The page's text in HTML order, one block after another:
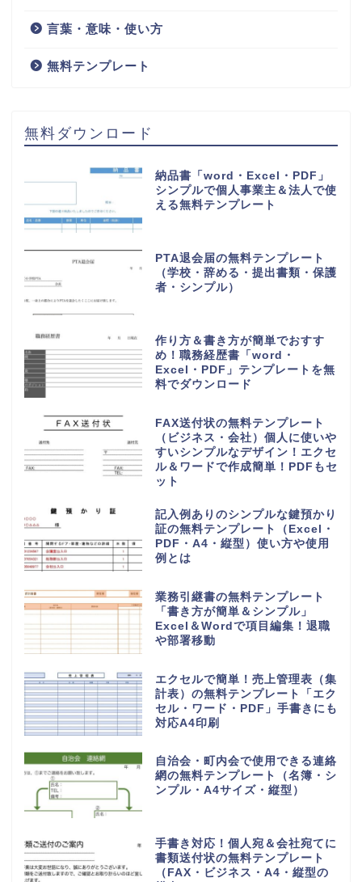
言葉・意味・使い方
無料テンプレート
無料ダウンロード
納品書「word・Excel・PDF」
シンプルで個人事業主＆法人で使
える無料テンプレート
PTA退会届の無料テンプレート
（学校・辞める・提出書類・保護
者・シンプル）
作り方＆書き方が簡単でおすす
め！職務経歴書「word・
Excel・PDF」テンプレートを無
料でダウンロード
FAX送付状の無料テンプレート
（ビジネス・会社）個人に使いや
すいシンプルなデザイン！エクセ
ル＆ワードで作成簡単！PDFもセ
ット
記入例ありのシンプルな鍵預かり
証の無料テンプレート（Excel・
PDF・A4・縦型）使い方や使用
例とは
業務引継書の無料テンプレート
「書き方が簡単＆シンプル」
Excel＆Wordで項目編集！退職
や部署移動
エクセルで簡単！売上管理表（集
計表）の無料テンプレート「エク
セル・ワード・PDF」手書きにも
対応A4印刷
自治会・町内会で使用できる連絡
網の無料テンプレート（名簿・シ
ンプル・A4サイズ・縦型）
手書き対応！個人宛＆会社宛てに
書類送付状の無料テンプレート
（FAX・ビジネス・A4・縦型の